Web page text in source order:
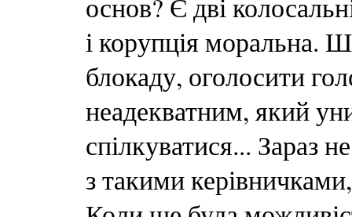
основ? Є дві
і корупція моральна.
блокаду, оголосити
неадекватним, який
спілкуватися... Зараз
з такими